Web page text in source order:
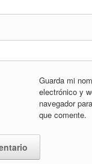
Guarda mi
electrónico y
navegador
que comente.